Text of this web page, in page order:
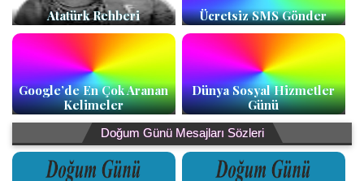
Atatürk Rehberi Ücretsiz SMS Gönder
Google’de En Çok Aranan
Kelimeler
Dünya Sosyal Hizmetler
Günü
Doğum Günü Mesajları Sözleri